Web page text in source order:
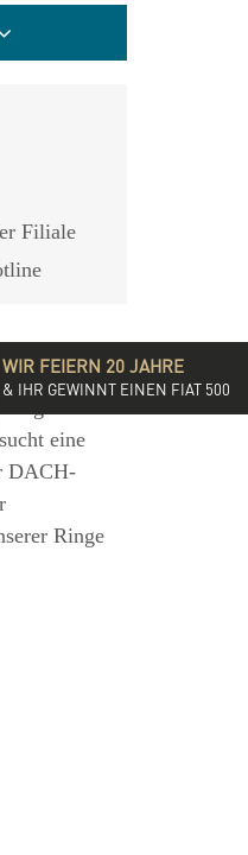
Filiale
mit
eine
DACH-
Ringe
WIR FEIERN 20 JAHRE
& IHR GEWINNT EINEN FIAT 500